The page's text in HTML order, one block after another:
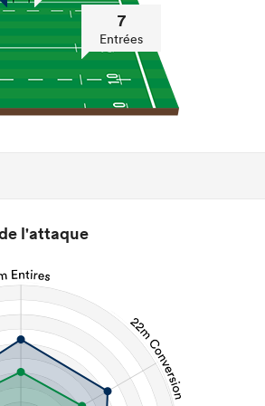
7
Entrées
l'attaque